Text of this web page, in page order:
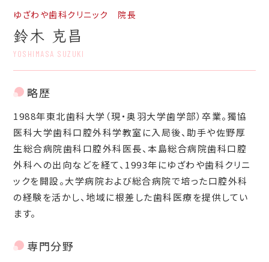
ゆざわや歯科クリニック 院長
鈴木 克昌
YOSHIMASA SUZUKI
略歴
1988年東北歯科大学（現・奥羽大学歯学部）卒業。獨協
医科大学歯科口腔外科学教室に入局後、助手や佐野厚
生総合病院歯科口腔外科医長、本島総合病院歯科口腔
外科への出向などを経て、1993年にゆざわや歯科クリニ
ックを開設。大学病院および総合病院で培った口腔外科
の経験を活かし、地域に根差した歯科医療を提供してい
ます。
専門分野